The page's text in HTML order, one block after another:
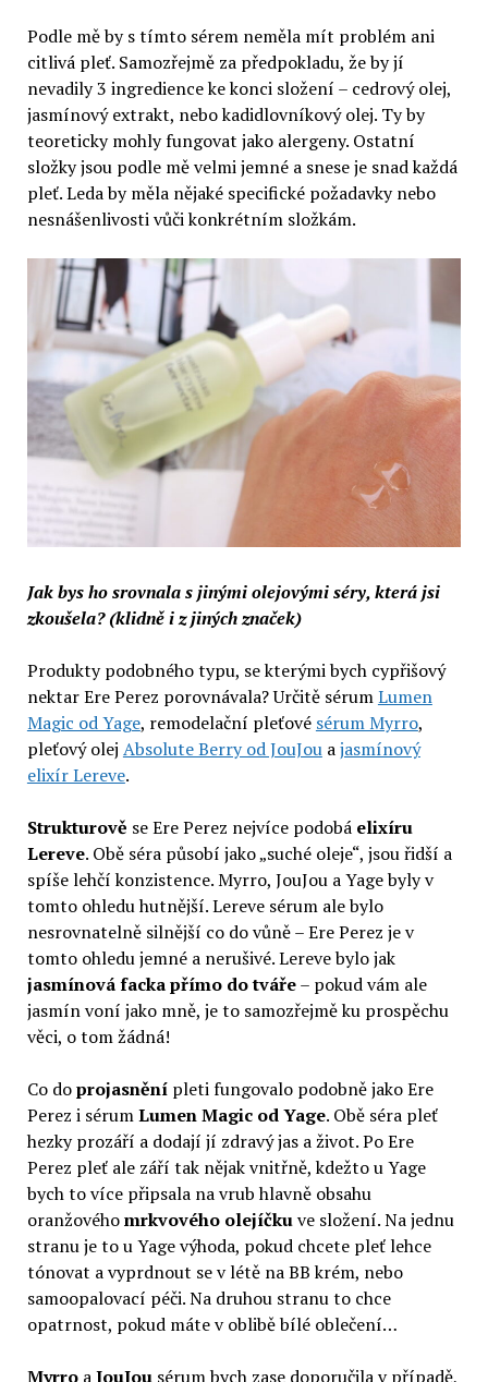
Podle mě by s tímto sérem neměla mít problém ani
citlivá pleť. Samozřejmě za předpokladu, že by jí
nevadily 3 ingredience ke konci složení – cedrový olej,
jasmínový extrakt, nebo kadidlovníkový olej. Ty by
teoreticky mohly fungovat jako alergeny. Ostatní
složky jsou podle mě velmi jemné a snese je snad každá
pleť. Leda by měla nějaké specifické požadavky nebo
nesnášenlivosti vůči konkrétním složkám.
Jak bys ho srovnala s jinými olejovými séry, která jsi
zkoušela? (klidně i z jiných značek)
Produkty podobného typu, se kterými bych cypřišový
nektar Ere Perez porovnávala? Určitě sérumLumen
Magic od Yage, remodelační pleťové sérum Myrro,
pleťový olej Absolute Berry od JouJouajasmínový
elixír Lereve.
Strukturově se Ere Perez nejvíce podobá elixíru
Lereve. Obě séra působí jako „suché oleje“, jsou řidší a
spíše lehčí konzistence. Myrro, JouJou a Yage byly v
tomto ohledu hutnější. Lereve sérum ale bylo
nesrovnatelně silnější co do vůně – Ere Perez je v
tomto ohledu jemné a nerušivé. Lereve bylo jak
jasmínová facka přímo do tváře– pokud vám ale
jasmín voní jako mně, je to samozřejmě ku prospěchu
věci, o tom žádná!
Co doprojasnění pleti fungovalo podobně jako Ere
Perez i sérumLumen Magic od Yage. Obě séra pleť
hezky prozáří a dodají jí zdravý jas a život. Po Ere
Perez pleť ale září tak nějak vnitřně, kdežto u Yage
bych to více připsala na vrub hlavně obsahu
oranžovéhomrkvového olejíčkuve složení. Na jednu
stranu je to u Yage výhoda, pokud chcete pleť lehce
tónovat a vyprdnout se v létě na BB krém, nebo
samoopalovací péči. Na druhou stranu to chce
opatrnost, pokud máte v oblibě bílé oblečení…
Myrroa JouJou sérum bych zase doporučila v případě,